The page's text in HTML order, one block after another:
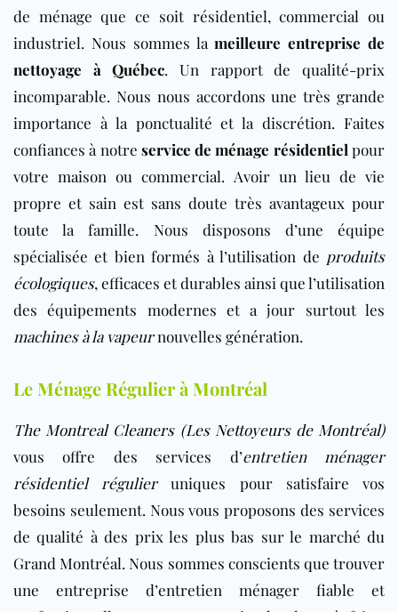
de ménage que ce soit résidentiel, commercial ou
industriel. Nous sommes lameilleure entreprise de
nettoyage à Québec. Un rapport de qualité-prix
incomparable. Nous nous accordons une très grande
importance à la ponctualité et la discrétion. Faites
confiances à notre service de ménage résidentiel pour
votre maison ou commercial. Avoir un lieu de vie
propre et sain est sans doute très avantageux pour
toute la famille. Nous disposons d’une équipe
spécialisée et bien formés à l’utilisation de produits
écologiques, efficaces et durables ainsi que l’utilisation
des équipements modernes et a jour surtout les
machines à la vapeurnouvelles génération.
Le Ménage Régulier à Montréal
The Montreal Cleaners (Les Nettoyeurs de Montréal)
vous offre des services d’entretien ménager
résidentiel régulieruniques pour satisfaire vos
besoins seulement. Nous vous proposons des services
de qualité à des prix les plus bas sur le marché du
Grand Montréal. Nous sommes conscients que trouver
une entreprise d’entretien ménager fiable et